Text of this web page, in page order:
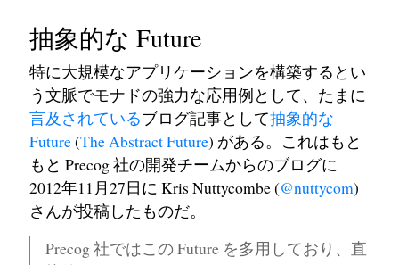
抽象的な Future
特に大規模なアプリケーションを構築するとい
う文脈でモナドの強力な応用例として、たまに
言及されているブログ記事として抽象的な
Future(The Abstract Future) がある。これはもと
もと Precog 社の開発チームからのブログに
2012年11月27日に Kris Nuttycombe (@nuttycom)
さんが投稿したものだ。
Precog 社ではこの Future を多用しており、直